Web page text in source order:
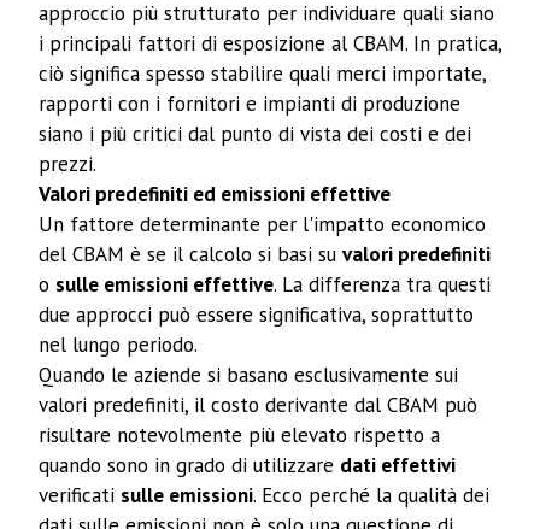
approccio più strutturato per individuare quali siano
i principali fattori di esposizione al CBAM. In pratica,
ciò significa spesso stabilire quali merci importate,
rapporti con i fornitori e impianti di produzione
siano i più critici dal punto di vista dei costi e dei
prezzi.
Valori predefiniti ed emissioni effettive
Un fattore determinante per l'impatto economico
del CBAM è se il calcolo si basi su valori predefiniti
o sulle emissioni effettive. La differenza tra questi
due approcci può essere significativa, soprattutto
nel lungo periodo.
Quando le aziende si basano esclusivamente sui
valori predefiniti, il costo derivante dal CBAM può
risultare notevolmente più elevato rispetto a
quando sono in grado di utilizzare dati effettivi
verificati sulle emissioni. Ecco perché la qualità dei